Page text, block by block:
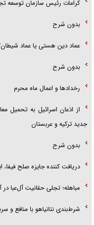
کرامات رئیس سازمان توسعه
بدون شرح
عماد دین هستی یا عماد
بدون شرح
رخداد‌ها و اعمال ماه محرم
از اذعان اسرائیل به تحمیل
جدید ترکیه و عربستان
بدون شرح
دریافت کننده جایزه صلح فیفا،
مباهله؛ تجلی حقانیت آل‌عبا
شرط‌بندی نتانیاهو با منافع و